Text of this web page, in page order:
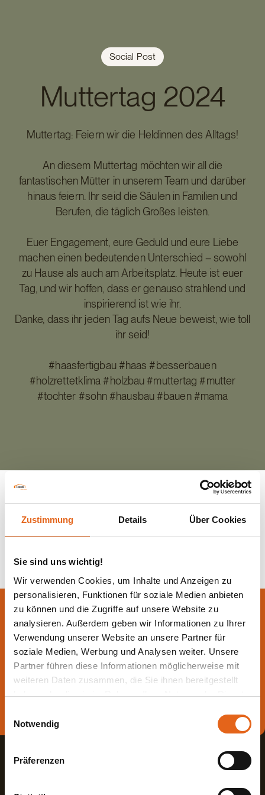
Zustimmung Details Über Cookies
Sie sind uns wichtig!
Wir verwenden Cookies, um Inhalte und Anzeigen zu
personalisieren, Funktionen für soziale Medien anbieten
zu können und die Zugriffe auf unsere Website zu
analysieren. Außerdem geben wir Informationen zu Ihrer
Verwendung unserer Website an unsere Partner für
soziale Medien, Werbung und Analysen weiter. Unsere
Partner führen diese Informationen möglicherweise mit
weiteren Daten zusammen, die Sie ihnen bereitgestellt
haben oder die sie im Rahmen Ihrer Nutzung der Dienste
Bitte beachten Sie, dass einige der Partner auch Daten in
Drittländer übermitteln können, in denen möglicherweise
ein anderes Datenschutzniveau besteht als in der EU.
Notwendig
Präferenzen
Social Post
Muttertag 2024
Muttertag: Feiern wir die Heldinnen des Alltags!
An diesem Muttertag möchten wir all die
fantastischen Mütter in unserem Team und darüber
hinaus feiern. Ihr seid die Säulen in Familien und
Berufen, die täglich Großes leisten.
Euer Engagement, eure Geduld und eure Liebe
machen einen bedeutenden Unterschied – sowohl
zu Hause als auch am Arbeitsplatz. Heute ist euer
Tag, und wir hoffen, dass er genauso strahlend und
inspirierend ist wie ihr.
Danke, dass ihr jeden Tag aufs Neue beweist, wie toll
ihr seid!
#haasfertigbau #haas #besserbauen
#holzrettetklima #holzbau #muttertag #mutter
#tochter #sohn #hausbau #bauen #mama
Lassen Sie sich jetzt
beraten.
Die beste Beratung ist die persönliche - von einem Haas
Fachberater in Ihrer Nähe!